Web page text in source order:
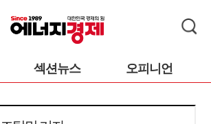
섹션뉴스 오피니언